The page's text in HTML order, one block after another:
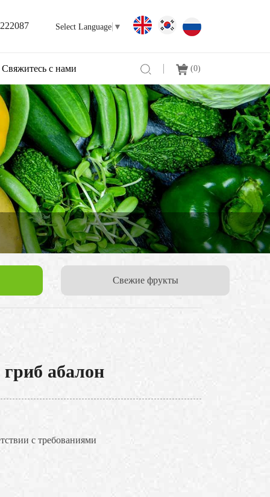
Select Language ▼
Свяжитесь с нами (0)
Cвежие фрукты
абалон
с требованиями